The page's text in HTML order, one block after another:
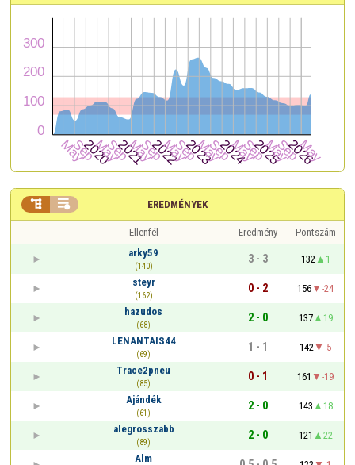
EREDMÉNYEK
 
Ellenfél Eredmény
Pontszám
arky59
(140)
3 - 3 132
1
steyr
(162)
0 - 2 156
-24
hazudos
(68)
2 - 0 137
19
LENANTAIS44
(69)
1 - 1 142
-5
Trace2pneu
(85)
0 - 1 161
-19
Ajándék
(61)
2 - 0 143
18
alegrosszabb
(89)
2 - 0 121
22
Alm